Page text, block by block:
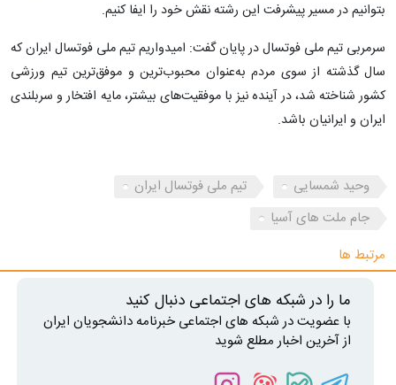
بتوانیم در مسیر پیشرفت این رشته نقش خود را ایفا کنیم.
سرمربی تیم ملی فوتسال در پایان گفت: امیدواریم تیم ملی فوتسال ایران که
سال گذشته از سوی مردم به‌عنوان محبوب‌ترین و موفق‌ترین تیم ورزشی
کشور شناخته شد، در آینده نیز با موفقیت‌های بیشتر، مایه افتخار و سربلندی
ایران و ایرانیان باشد.
وحید شمسایی
تیم ملی فوتسال ایران
جام ملت های آسیا
مرتبط ها
ما را در شبکه های اجتماعی دنبال کنید
با عضویت در شبکه های اجتماعی خبرنامه دانشجویان ایران
از آخرین اخبار مطلع شوید